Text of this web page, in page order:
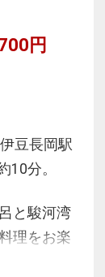
円
豆長岡駅
10分。
と駿河湾
理をお楽
客室、ア